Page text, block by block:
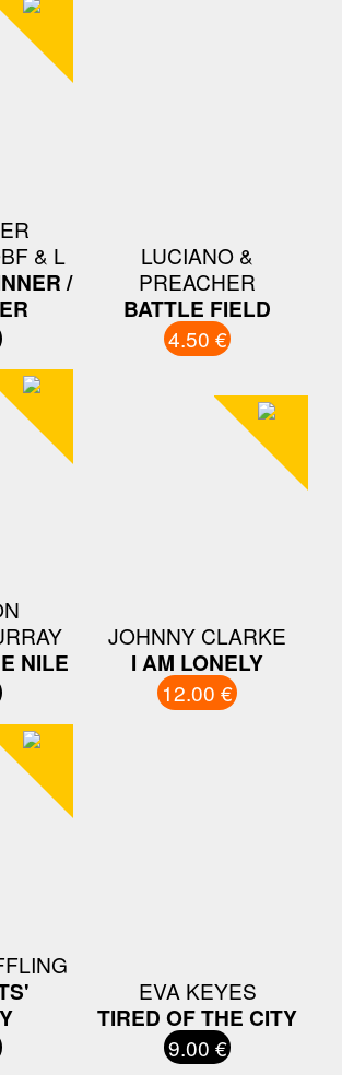
& L
/
LUCIANO &
PREACHER
BATTLE FIELD
4.50 €
NILE
JOHNNY CLARKE
I AM LONELY
12.00 €
EVA KEYES
TIRED OF THE CITY
9.00 €